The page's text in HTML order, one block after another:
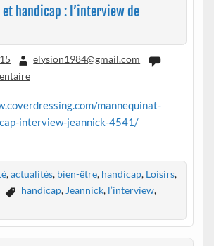
handicap : l’interview de
elysion1984@gmail.com
mannequinat-
interview-jeannick-4541/
,actualités, bien-être, handicap, Loisirs,
handicap, Jeannick, l’interview,